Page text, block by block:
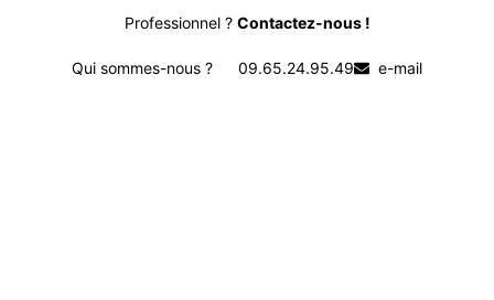
Professionnel ? Contactez-nous !
Qui sommes-nous ? 09.65.24.95.49 e-mail